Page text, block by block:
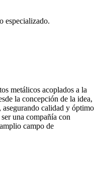
especializado.
metálicos acoplados a la
la concepción de la idea,
asegurando calidad y óptimo
una compañía con
campo de